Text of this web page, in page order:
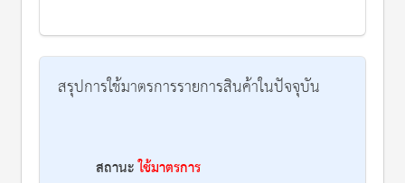
สรุปการใช้มาตรการรายการสินค้าในปัจจุบัน
สถานะใช้มาตรการ